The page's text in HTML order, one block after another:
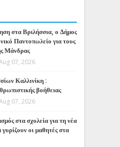
στα Βριλήσσια, ο Δήμος
Παντοπωλείο για τους
Μάνδρας
07, 2026
Καλλινίκη :
βοήθειας
07, 2026
στα σχολεία για τη νέα
οι μαθητές στα